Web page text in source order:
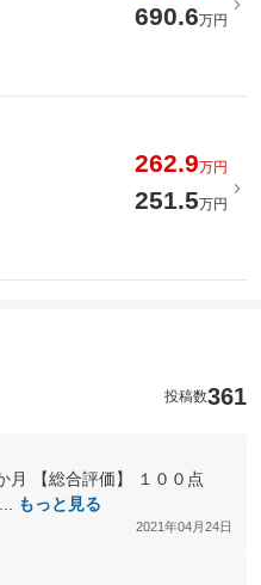
690.6万円
262.9万円
251.5万円
投稿数361
月 【総合評価】 １００点
もっと見る
2021年04月24日